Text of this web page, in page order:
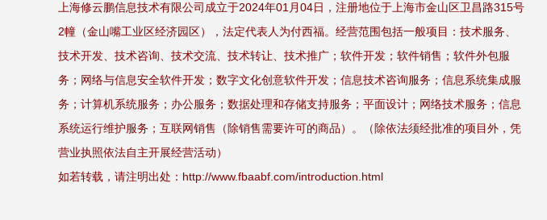
上海修云鹏信息技术有限公司成立于2024年01月04日，注册地位于上海市金山区卫昌路315号
2幢（金山嘴工业区经济园区），法定代表人为付西福。经营范围包括一般项目：技术服务、
技术开发、技术咨询、技术交流、技术转让、技术推广；软件开发；软件销售；软件外包服
务；网络与信息安全软件开发；数字文化创意软件开发；信息技术咨询服务；信息系统集成服
务；计算机系统服务；办公服务；数据处理和存储支持服务；平面设计；网络技术服务；信息
系统运行维护服务；互联网销售（除销售需要许可的商品）。（除依法须经批准的项目外，凭
营业执照依法自主开展经营活动）
如若转载，请注明出处：http://www.fbaabf.com/introduction.html